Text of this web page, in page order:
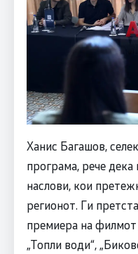
Ханис Багашов,
програма, рече
наслови, кои
регионот. Ги
премиера на филмот
„Топли води“,